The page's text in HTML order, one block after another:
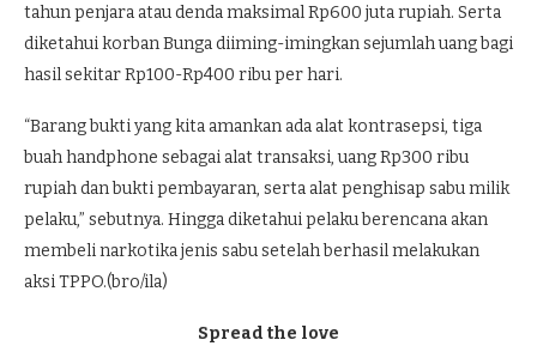
tahun penjara atau denda maksimal Rp600 juta rupiah. Serta
diketahui korban Bunga diiming-imingkan sejumlah uang bagi
hasil sekitar Rp100-Rp400 ribu per hari.
“Barang bukti yang kita amankan ada alat kontrasepsi, tiga
buah handphone sebagai alat transaksi, uang Rp300 ribu
rupiah dan bukti pembayaran, serta alat penghisap sabu milik
pelaku,” sebutnya. Hingga diketahui pelaku berencana akan
membeli narkotika jenis sabu setelah berhasil melakukan
aksi TPPO.(bro/ila)
Spread the love